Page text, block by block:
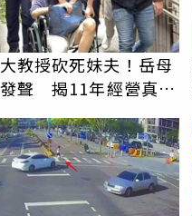
教授砍死妹夫！岳母
聲 揭11年經營真相